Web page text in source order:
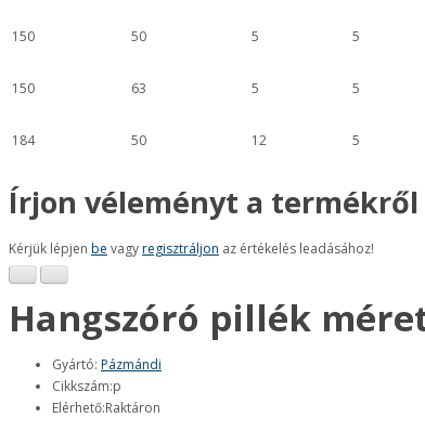
150 50 5 5
150 63 5 5
184 50 12 5
Írjon véleményt a termékről
Kérjük lépjen be vagyregisztráljon az értékelés leadásához!
Hangszóró pillék
Gyártó: Pázmándi
Cikkszám:p
Elérhető:Raktáron